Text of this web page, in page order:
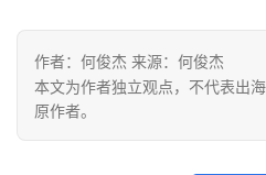
盘
手
作者：何俊杰 来源：何俊杰
本文为作者独立观点，不代表出
原作者。